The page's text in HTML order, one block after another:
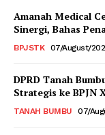
Amanah Medical
Sinergi, Bahas
BPJSTK 07/August/
DPRD Tanah
Strategis ke BPJN
TANAH BUMBU 07/